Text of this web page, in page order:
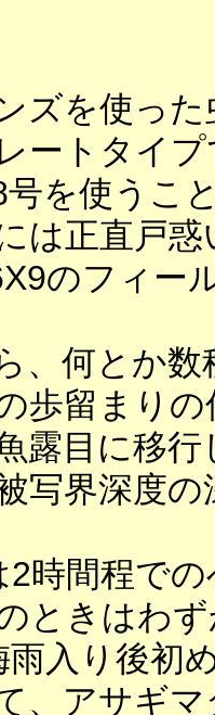
ズを使っ
ートタイ
を使うこ
は正直戸
のフィー
、何とか
歩留まり
露目に移
写界深度
2時間程で
ときはわ
雨入り後初
、アサギ